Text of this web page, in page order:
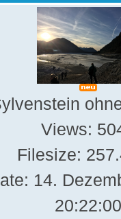
Views:
Filesize:
14.
20:22:00